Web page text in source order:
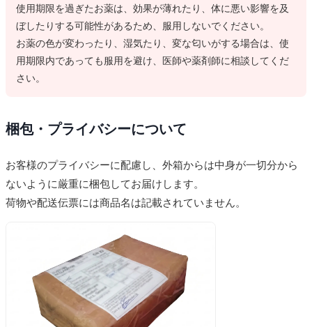
使用期限を過ぎたお薬は、効果が薄れたり、体に悪い影響を及
ぼしたりする可能性があるため、服用しないでください。
お薬の色が変わったり、湿気たり、変な匂いがする場合は、使
用期限内であっても服用を避け、医師や薬剤師に相談してくだ
さい。
梱包・プライバシーについて
お客様のプライバシーに配慮し、外箱からは中身が一切分から
ないように厳重に梱包してお届けします。
荷物や配送伝票には商品名は記載されていません。